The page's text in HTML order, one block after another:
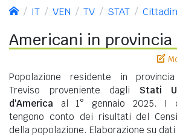
IT VEN TV STAT
Americani in provincia
Popolazione residente in
Treviso proveniente dagli Stati
d'America al 1° gennaio 2025. I
tengono conto dei risultati del
della popolazione. Elaborazione su dati